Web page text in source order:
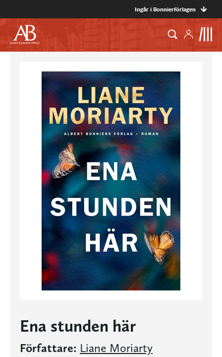
Ingår i Bonnierförlagen
Ena stunden här
Författare: Liane Moriarty